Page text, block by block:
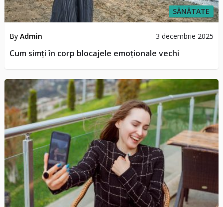
SĂNĂTATE
By Admin 3 decembrie 2025
Cum simți în corp blocajele emoționale vechi